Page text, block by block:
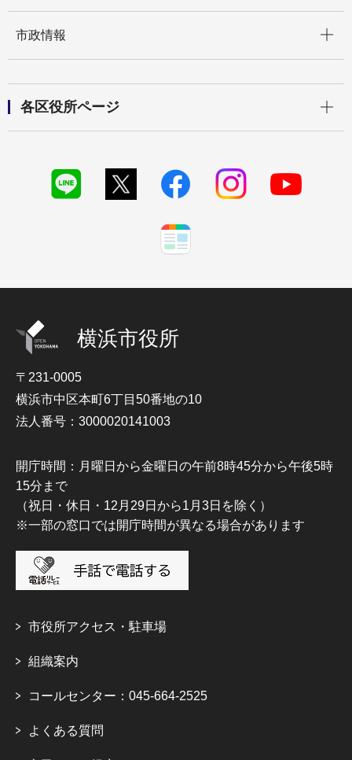
市政情報
各区役所ページ
横浜市役所
〒231-0005
横浜市中区本町6丁目50番地の10
法人番号：3000020141003
開庁時間：月曜日から金曜日の午前8時45分から午後5時
15分まで
（祝日・休日・12月29日から1月3日を除く）
※一部の窓口では開庁時間が異なる場合があります
市役所アクセス・駐車場
組織案内
コールセンター：045-664-2525
よくある質問